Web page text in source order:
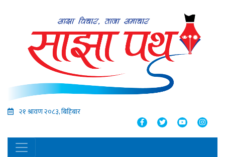
२१ श्रावण २०८३, बिहिबार